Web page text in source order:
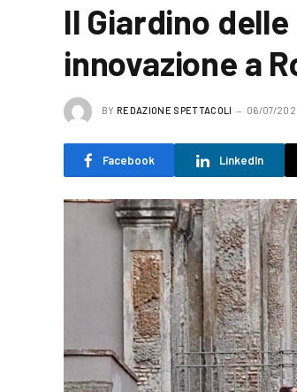
Il Giardino
innovazione a
BY REDAZIONE SPETTACOLI 06/07/
Facebook LinkedIn